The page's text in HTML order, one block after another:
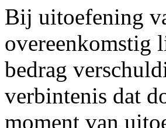
Bij uitoefening
overeenkomstig
bedrag
verbintenis dat
moment van